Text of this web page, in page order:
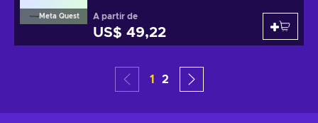
Meta Quest A partir de
US$ 49,22
1 2